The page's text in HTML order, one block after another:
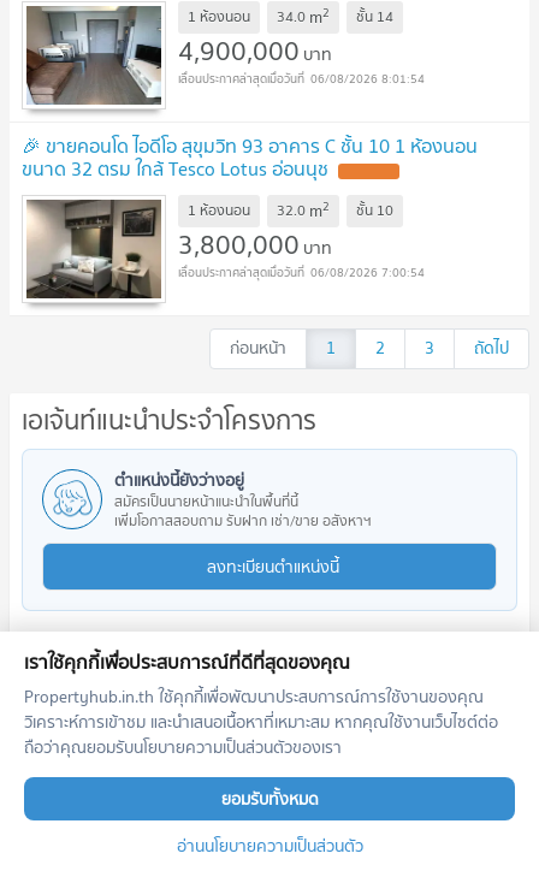
1 ห้องนอน 34.0 m2 ชั้น 14
4,900,000 บาท
06/08/2026 8:01:54
🎉 ขายคอนโด ไอดีโอ สุขุมวิท 93 อาคาร C ชั้น 10 1 ห้องนอน
ขนาด 32 ตรม ใกล้ Tesco Lotus อ่อนนุช
1 ห้องนอน 32.0 m2 ชั้น 10
3,800,000 บาท
06/08/2026 7:00:54
ก่อนหน้า 1 2 3 ถัดไป
เอเจ้นท์แนะนำประจำโครงการ
ตำแหน่งนี้ยังว่างอยู่
สมัครเป็นนายหน้าแนะนำในพื้นที่นี้
เพิ่มโอกาสสอบถาม รับฝาก เช่า/ขาย อสังหาฯ
ลงทะเบียนตำแหน่งนี้
โครงการใกล้เคียง
เราใช้คุกกี้เพื่อประสบการณ์ที่ดีที่สุดของคุณ
Propertyhub.in.th ใช้คุกกี้เพื่อพัฒนาประสบการณ์การใช้งานของคุณ
วิเคราะห์การเข้าชม และนำเสนอเนื้อหาที่เหมาะสม หากคุณใช้งานเว็บไซต์ต่อ
ถือว่าคุณยอมรับนโยบายความเป็นส่วนตัวของเรา
ยอมรับทั้งหมด
อ่านนโยบายความเป็นส่วนตัว